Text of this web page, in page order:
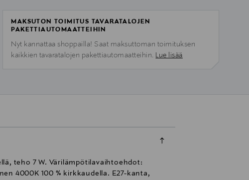
MAKSUTON TOIMITUS TAVARATALOJEN
PAKETTIAUTOMAATTEIHIN
Nyt kannattaa shoppailla! Saat maksuttoman toimituksen
kaikkien tavaratalojen pakettiautomaatteihin. Lue lisää
teho 7 W. Värilämpötilavaihtoehdot:
4000K 100 % kirkkaudella. E27-kanta,